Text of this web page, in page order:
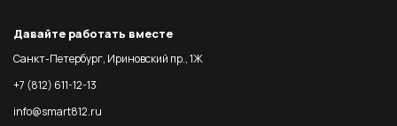
Давайте работать вместе
Санкт-Петербург, Ириновский пр., 1Ж
+7 (812) 611-12-13
info@smart812.ru